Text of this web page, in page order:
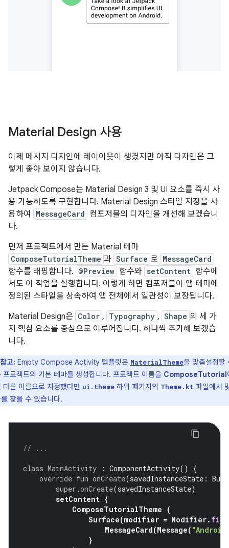
Material Design 사용
이제 메시지 디자인에 레이아웃이 생겼지만 아직 디자인은 그
렇게 좋아 보이지 않습니다.
Jetpack Compose는 Material Design 3 및 UI 요소를 즉시 사
용 가능하도록 구현합니다. Material Design 스타일 지정을 사
용하여
MessageCard 컴포저블의 디자인을 개선해 보겠습니
다.
먼저 프로젝트에서 만든 Material 테마
ComposeTutorialTheme 과 Surface 로 MessageCard
함수를 래핑합니다. @Preview 함수와 setContent 함수에
서도 이 작업을 실행합니다. 이렇게 하면 컴포저블이 앱 테마에
정의된 스타일을 상속하여 앱 전체에서 일관성이 보장됩니다.
Material Design은 Color , Typography , Shape 의 세 가
지 핵심 요소를 중심으로 이루어집니다. 하나씩 추가해 보겠습
니다.
참고: Empty Compose Activity 템플릿은 MaterialTheme을 맞춤설정할
프로젝트의 기본 테마를 생성합니다. 프로젝트 이름을 ComposeTutorial
다른 이름으로 지정했다면 ui.theme 하위 패키지의 Theme.kt 파일에서
찾을 수 있습니다.
// ...
class MainActivity : ComponentActivity()
{
override fun onCreate(savedInstanceState :
super .onCreate(savedInstanceState)
setContent {
ComposeTutorialTheme {
Surface(modifier = Modifier.
MessageCard(Message(
}